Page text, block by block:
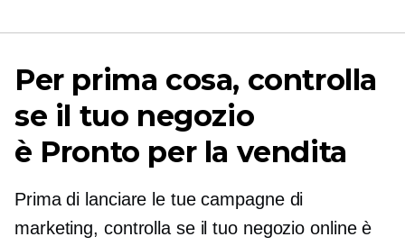
Per prima cosa, controlla
se il tuo negozio
è Pronto per la vendita
Prima di lanciare le tue campagne di
marketing, controlla se il tuo negozio online è